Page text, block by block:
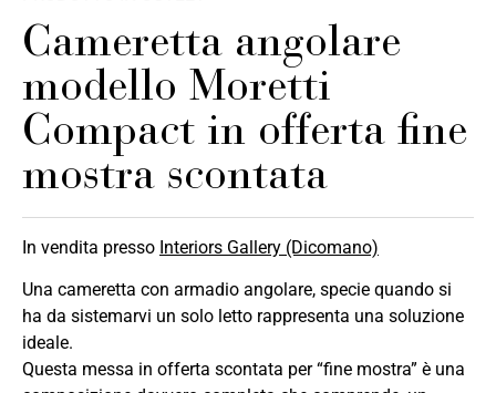
Cameretta angolare
modello Moretti
Compact in offerta fine
mostra scontata
In vendita presso Interiors Gallery (Dicomano)
Una cameretta con armadio angolare, specie quando si
ha da sistemarvi un solo letto rappresenta una soluzione
ideale.
Questa messa in offerta scontata per “fine mostra” è una